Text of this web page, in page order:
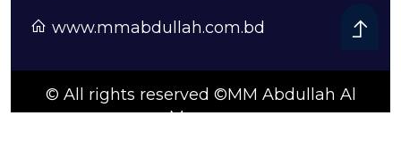
www.mmabdullah.com.bd
© All rights reserved ©MM Abdullah Al
Mamun